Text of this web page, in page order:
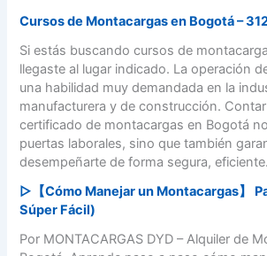
Cursos de Montacargas en Bogotá –
Si estás buscando cursos de
llegaste al lugar indicado. La operación
una habilidad muy demandada en la
manufacturera y de construcción.
certificado de montacargas en Bogotá
puertas laborales, sino que también
desempeñarte de forma segura,
▷【Cómo Manejar un Montacargas】
Súper Fácil)
Por MONTACARGAS DYD – Alquiler de